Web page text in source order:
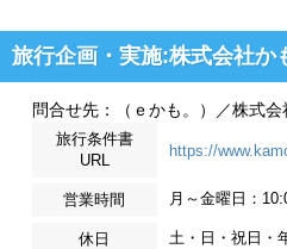
旅行企画・実施:株式会社か
問合せ先：（ｅかも。）／株式会
旅行条件書
URL
https://
営業時間 月～金曜日：
休日 土・日・祝日・